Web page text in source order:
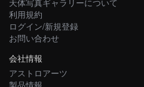
利用規約
ログイン/新規登録
お問い合わせ
会社情報
アストロアーツ
製品情報